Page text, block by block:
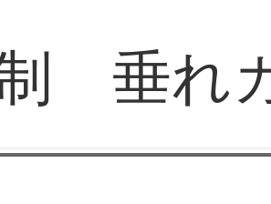
ブルースター
垂れ